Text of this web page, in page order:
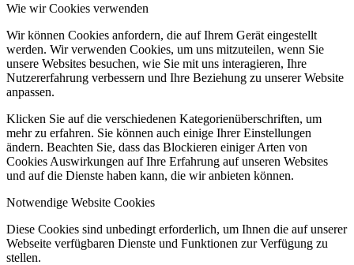
Wie wir Cookies verwenden
Wir können Cookies anfordern, die auf Ihrem Gerät eingestellt
werden. Wir verwenden Cookies, um uns mitzuteilen, wenn Sie
unsere Websites besuchen, wie Sie mit uns interagieren, Ihre
Nutzererfahrung verbessern und Ihre Beziehung zu unserer Website
anpassen.
Klicken Sie auf die verschiedenen Kategorienüberschriften, um
mehr zu erfahren. Sie können auch einige Ihrer Einstellungen
ändern. Beachten Sie, dass das Blockieren einiger Arten von
Cookies Auswirkungen auf Ihre Erfahrung auf unseren Websites
und auf die Dienste haben kann, die wir anbieten können.
Notwendige Website Cookies
Diese Cookies sind unbedingt erforderlich, um Ihnen die auf unserer
Webseite verfügbaren Dienste und Funktionen zur Verfügung zu
stellen.